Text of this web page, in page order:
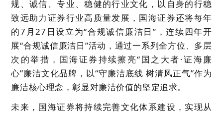
规、诚信、专业、稳健的行业文化，以自身的行稳
致远助力证券行业高质量发展 ，国海证券还将每年
的7月27日设立为“合规诚信廉洁日”，连续四年开
展“合规诚信廉洁日”活动，通过一系列全方位、多层
次的举措，国海证券持续擦亮“国之大者·证海廉
心”廉洁文化品牌，以“守廉洁底线 树清风正气”作为
廉洁核心理念，彰显对廉洁价值的坚定追求。
未来，国海证券将持续完善文化体系建设，实现从